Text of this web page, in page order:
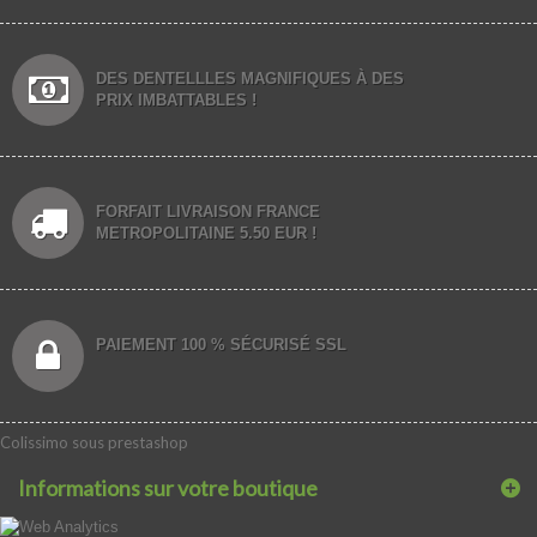
DES DENTELLLES MAGNIFIQUES À DES
PRIX IMBATTABLES !
FORFAIT LIVRAISON FRANCE
METROPOLITAINE 5.50 EUR !
PAIEMENT 100 % SÉCURISÉ SSL
Colissimo sous prestashop
Informations sur votre boutique